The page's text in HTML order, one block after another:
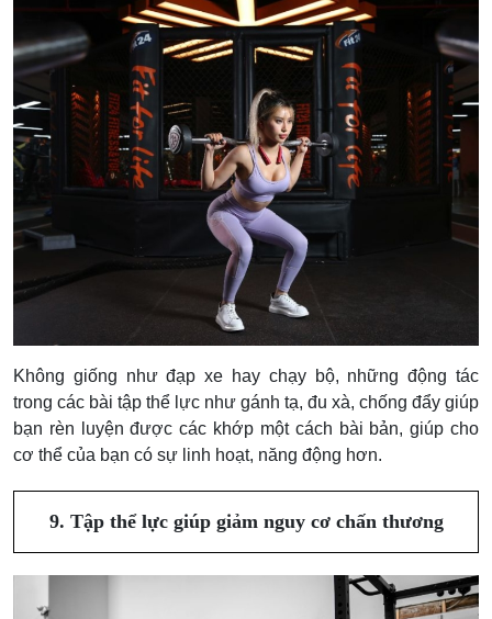
Không giống như đạp xe hay chạy bộ, những động tác
trong các bài tập thể lực như gánh tạ, đu xà, chống đẩy giúp
bạn rèn luyện được các khớp một cách bài bản, giúp cho
cơ thể của bạn có sự linh hoạt, năng động hơn.
9. Tập thể lực giúp giảm nguy cơ chấn thương